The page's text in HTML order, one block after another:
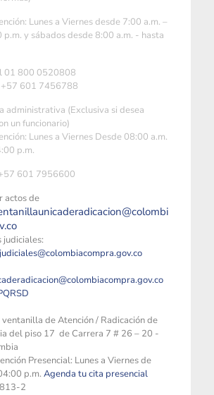
Lunes a Viernes desde 7:00 a.m. –
p.m. y sábados desde 8:00 a.m. - hasta
01 800 0520808
+57 601 7456788
administrativa (Exclusiva si desea
un funcionario)
Lunes a Viernes Desde 08:00 a.m.
p.m.
601 7956600
actos de
judiciales:
ventanilla de Atención / Radicación de
del piso 17 de Carrera 7 # 26 – 20 -
Presencial: Lunes a Viernes de
p.m. Agenda tu cita presencial
2